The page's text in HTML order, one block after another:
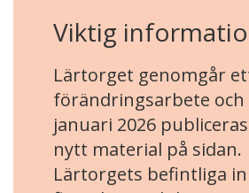
Viktig
Lärtorget genomgår
förändringsarbete och
januari 2026
nytt material på sidan.
Lärtorgets befintliga